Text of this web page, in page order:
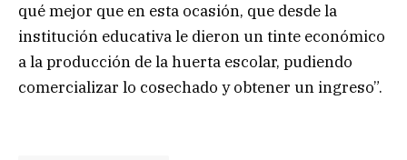
qué mejor que en esta ocasión, que desde la
institución educativa le dieron un tinte económico
a la producción de la huerta escolar, pudiendo
comercializar lo cosechado y obtener un ingreso”.